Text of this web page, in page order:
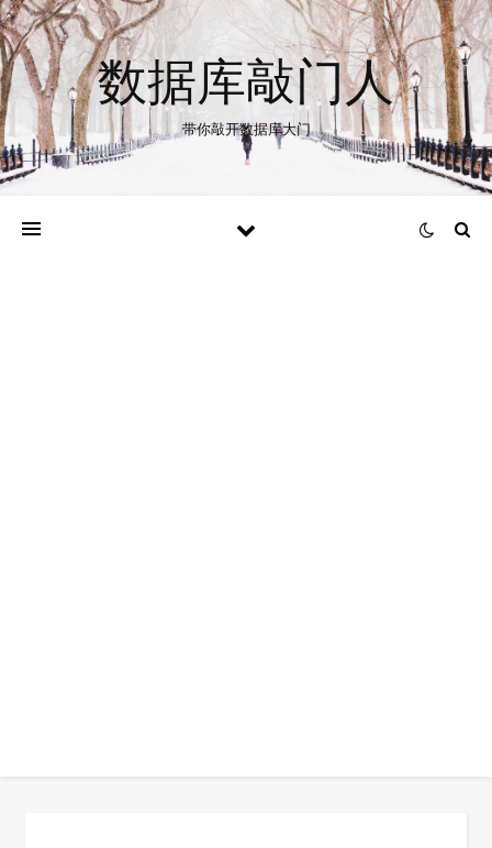
数据库敲门人
带你敲开数据库大门